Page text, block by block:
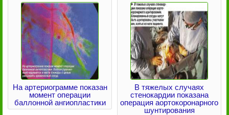
На артериограмме показан
момент операции
баллонной ангиопластики
В тяжелых случаях
стенокардии показана
операция аортокоронарного
шунтирования